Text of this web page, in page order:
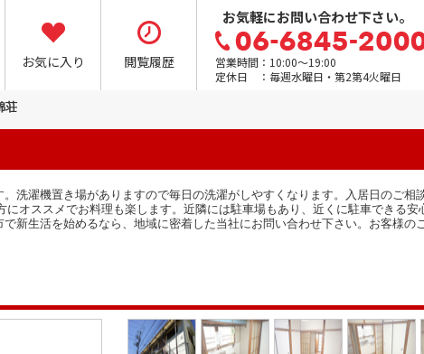
お気に入り 閲覧履歴
お気軽にお問い合わせ下さい。
営業時間：10:00～19:00
定休日 ：毎週水曜日・第2第4火曜日
荘
洗濯機置き場がありますので毎日の洗濯がしやすくなります。入居日のご相
オススメでお料理も楽します。近隣には駐車場もあり、近くに駐車できる安
新生活を始めるなら、地域に密着した当社にお問い合わせ下さい。お客様の